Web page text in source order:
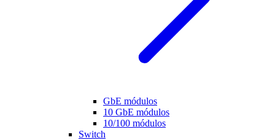
GbE módulos
10 GbE módulos
10/100 módulos
Switch